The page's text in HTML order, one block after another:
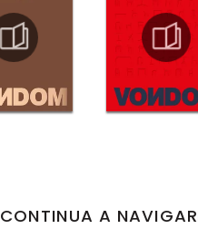
CONTINUA A